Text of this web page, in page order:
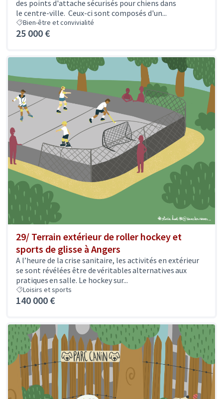
des points d'attache sécurisés pour chiens dans
le centre-ville. Ceux-ci sont composés d'un...
Bien-être et convivialité
25 000 €
29/ Terrain extérieur de roller hockey et
sports de glisse à Angers
A l’heure de la crise sanitaire, les activités en extérieur
se sont révélées être de véritables alternatives aux
pratiques en salle. Le hockey sur...
Loisirs et sports
140 000 €